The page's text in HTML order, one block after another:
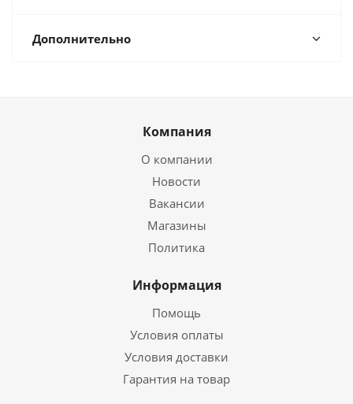
Дополнительно
Компания
О компании
Новости
Вакансии
Магазины
Политика
Информация
Помощь
Условия оплаты
Условия доставки
Гарантия на товар